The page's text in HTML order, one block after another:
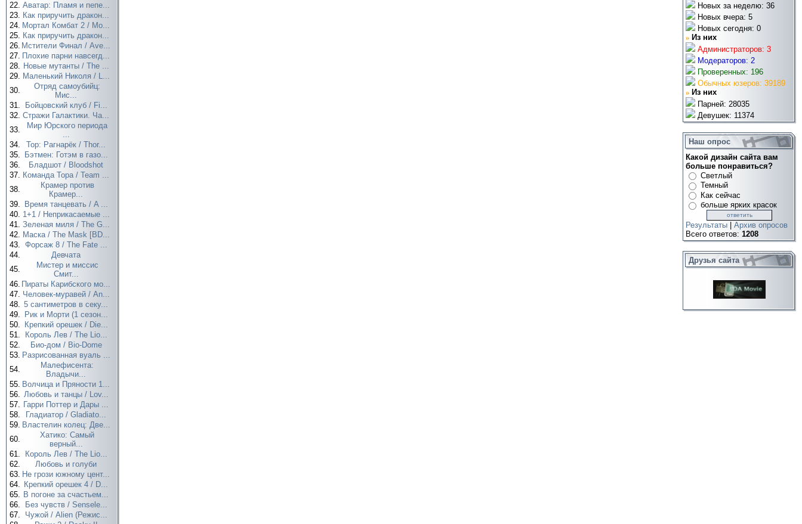
22. Аватар: Пламя и пепе...
23. Как приручить дракон...
24. Мортал Комбат 2 / Mo...
25. Как приручить дракон...
26. Мстители Финал / Ave...
27. Плохие парни навсегд...
28. Новые мутанты / The ...
29. Маленький Николя / L...
30.
Отряд самоубийц:
Мис...
31.
Бойцовский клуб / Fi...
32. Стражи Галактики. Ча...
33.
Мир Юрского периода
...
34.
Тор: Рагнарёк / Thor...
35.
Бэтмен: Готэм в газо...
36.
Бладшот / Bloodshot
37. Команда Тора / Team ...
38.
Крамер против
Крамер...
39.
Время танцевать / A ...
40. 1+1 / Неприкасаемые ...
41. Зеленая миля / The G...
42. Маска / The Mask [BD...
43. Форсаж 8 / The Fate ...
44.
Девчата
45.
Мистер и миссис
Смит...
46. Пираты Карибского мо...
47. Человек-муравей / An...
48. 5 сантиметров в секу...
49.
Рик и Морти (1 сезон...
50.
Крепкий орешек / Die...
51.
Король Лев / The Lio...
52.
Био-дом / Bio-Dome
53. Разрисованная вуаль ...
54.
Малефисента:
Владычи...
55. Волчица и Пряности 1...
56. Любовь и танцы / Lov...
57. Гарри Поттер и Дары ...
58.
Гладиатор / Gladiato...
59. Властелин колец: Две...
60.
Хатико: Самый
верный...
61.
Король Лев / The Lio...
62.
Любовь и голуби
63. Не грози южному цент...
64. Крепкий орешек 4 / D...
65. В погоне за счастьем...
66.
Без чувств / Sensele...
67.
Чужой / Alien (Режис...
Новых за неделю: 36
Новых вчера: 5
Новых сегодня: 0
» Из них
Администраторов: 3
Модераторов: 2
Проверенных: 196
Обычных юзеров: 39189
» Из них
Парней: 28035
Девушек: 11374
Наш опрос
Какой дизайн сайта вам
больше понравиться?
Светлый
Темный
Как сейчас
больше ярких красок
Результаты
Архив опросов
Всего ответов: 1208
Друзья сайта